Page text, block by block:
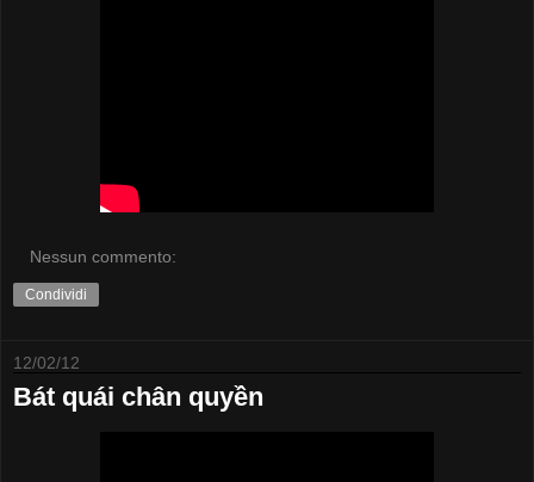
Nessun commento:
Condividi
12/02/12
Bát quái chân quyền